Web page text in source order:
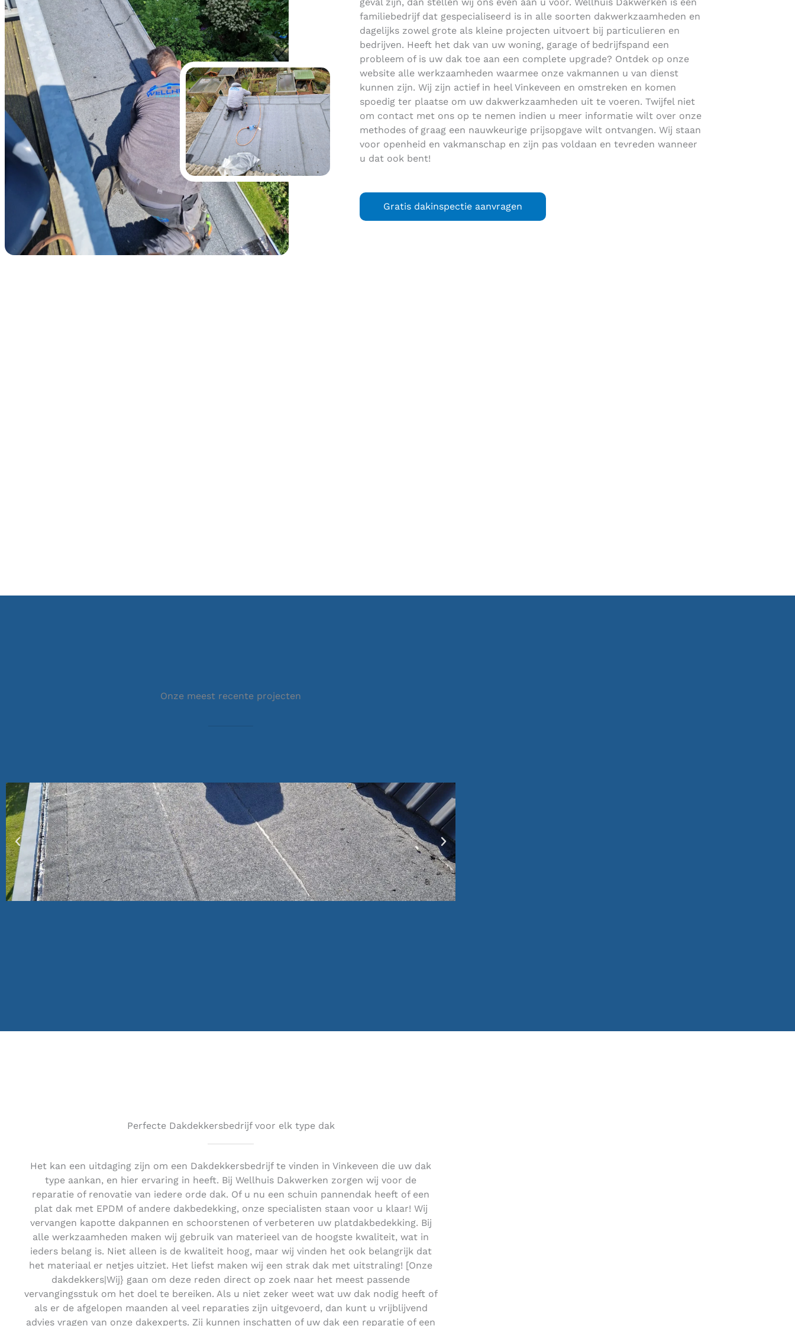
familiebedrijf dat gespecialiseerd is in alle soorten dakwerkzaamheden en
dagelijks zowel grote als kleine projecten uitvoert bij particulieren en
bedrijven. Heeft het dak van uw woning, garage of bedrijfspand een
probleem of is uw dak toe aan een complete upgrade? Ontdek op onze
website alle werkzaamheden waarmee onze vakmannen u van dienst
kunnen zijn. Wij zijn actief in heel Vinkeveen en omstreken en komen
spoedig ter plaatse om uw dakwerkzaamheden uit te voeren. Twijfel niet
om contact met ons op te nemen indien u meer informatie wilt over onze
methodes of graag een nauwkeurige prijsopgave wilt ontvangen. Wij staan
voor openheid en vakmanschap en zijn pas voldaan en tevreden wanneer
u dat ook bent!
Gratis dakinspectie aanvragen
Onze meest recente projecten
Perfecte Dakdekkersbedrijf voor elk type dak
Het kan een uitdaging zijn om een Dakdekkersbedrijf te vinden in Vinkeveen die uw dak
type aankan, en hier ervaring in heeft. Bij Wellhuis Dakwerken zorgen wij voor de
reparatie of renovatie van iedere orde dak. Of u nu een schuin pannendak heeft of een
plat dak met EPDM of andere dakbedekking, onze specialisten staan voor u klaar! Wij
vervangen kapotte dakpannen en schoorstenen of verbeteren uw platdakbedekking. Bij
alle werkzaamheden maken wij gebruik van materieel van de hoogste kwaliteit, wat in
ieders belang is. Niet alleen is de kwaliteit hoog, maar wij vinden het ook belangrijk dat
het materiaal er netjes uitziet. Het liefst maken wij een strak dak met uitstraling! [Onze
dakdekkers|Wij} gaan om deze reden direct op zoek naar het meest passende
vervangingsstuk om het doel te bereiken. Als u niet zeker weet wat uw dak nodig heeft of
als er de afgelopen maanden al veel reparaties zijn uitgevoerd, dan kunt u vrijblijvend
advies vragen van onze dakexperts. Zij kunnen inschatten of uw dak een reparatie of een